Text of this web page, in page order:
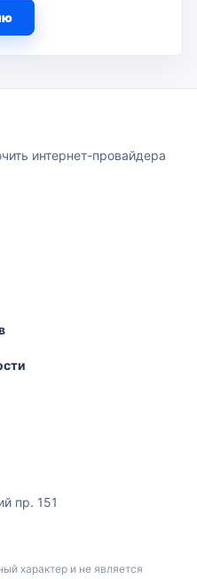
интернет-провайдера
пр. 151
характер и не является